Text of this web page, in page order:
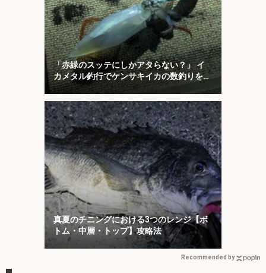
「赤緑のスッテにしかアタらない？」 イ
カメタル釣行でケンサキイカの数釣りを堪
能【京都】
真夏のチニングにおける3つのレンジ【ボ
トム・中層・トップ】攻略法
Recommended by